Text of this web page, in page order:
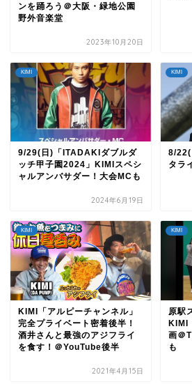
ンを踊ろう＠大阪・緑地公園
野外音楽堂
2023年10月20日
KIMI
9/29(日)「ITADAKIダブルダ
ッチ甲子園2024」KIMIスペシ
ャルアンバサダー！大会MCも
2024年6月19日
KIMI
8/22(
タラ
KIMI
KIMI「アルピーチャンネル」
完全プライベート密着後半！
酒井さんと最強のアジフライ
を食す！＠YouTube後半
2021年4月15日
KIMI
原駅
KIMI
画＠
も